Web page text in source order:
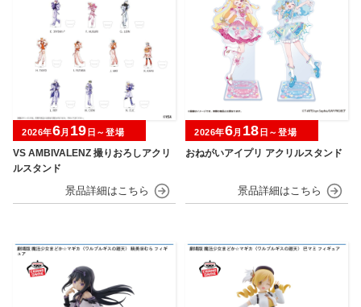
VS AMBIVALENZ 撮りおろしアクリ
ルスタンド
2026年6月 19 日～登場
おねがいアイプリ アクリルスタンド
2026年6月 18 日～登場